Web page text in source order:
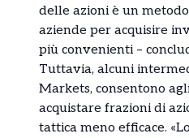
delle azioni è un
aziende per acquisire
più convenienti –
Tuttavia, alcuni
Markets, consentono
acquistare frazioni di
tattica meno efficace.